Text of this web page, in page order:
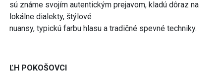
sú známe svojím autentickým prejavom, kladú dôraz na
lokálne dialekty, štýlové
nuansy, typickú farbu hlasu a tradičné spevné techniky.
ĽH POKOŠOVCI